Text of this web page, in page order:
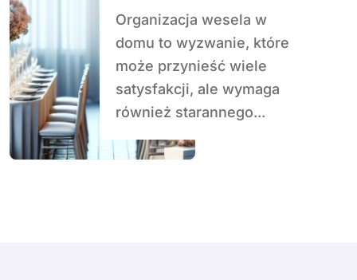
Organizacja wesela w
domu to wyzwanie, które
może przynieść wiele
satysfakcji, ale wymaga
również starannego...